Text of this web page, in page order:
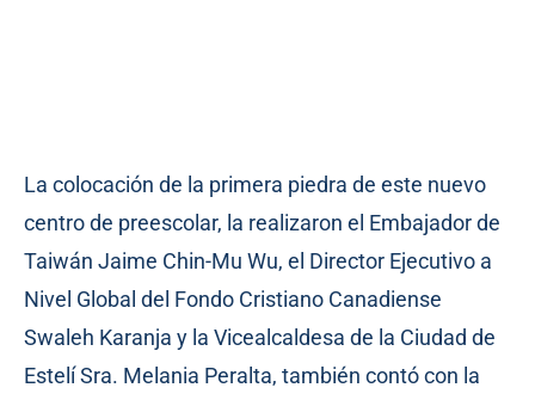
La colocación de la primera piedra de este nuevo
centro de preescolar, la realizaron el Embajador de
Taiwán Jaime Chin-Mu Wu, el Director Ejecutivo a
Nivel Global del Fondo Cristiano Canadiense
Swaleh Karanja y la Vicealcaldesa de la Ciudad de
Estelí Sra. Melania Peralta, también contó con la